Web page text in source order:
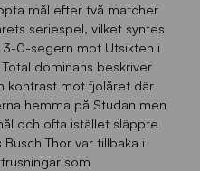
mål efter två matcher
seriespel, vilket syntes
0-segern mot Utsikten i
dominans beskriver
kontrast mot fjolåret där
hemma på Studan men
och ofta istället släppte
Thor var tillbaka i
som